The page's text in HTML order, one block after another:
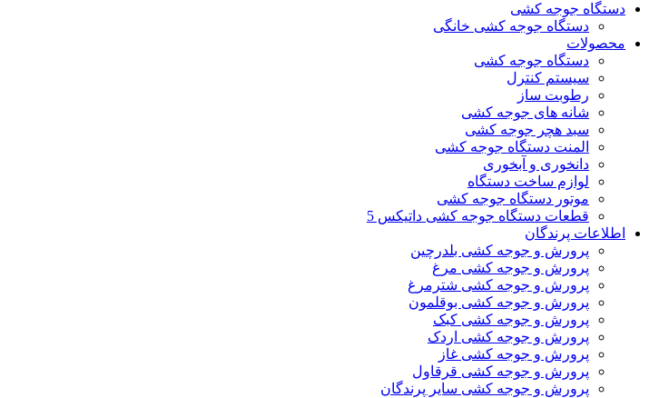
دستگاه جوجه کشی
دستگاه جوجه کشی خانگی
محصولات
دستگاه جوجه کشی
سیستم کنترل
رطوبت ساز
شانه های جوجه کشی
سبد هچر جوجه کشی
المنت دستگاه جوجه کشی
دانخوری و آبخوری
لوازم ساخت دستگاه
موتور دستگاه جوجه کشی
قطعات دستگاه جوجه کشی داتیکس 5
اطلاعات پرندگان
پرورش و جوجه کشی بلدرچین
پرورش و جوجه کشی مرغ
پرورش و جوجه کشی شترمرغ
پرورش و جوجه کشی بوقلمون
پرورش و جوجه کشی کبک
پرورش و جوجه کشی اردک
پرورش و جوجه کشی غاز
پرورش و جوجه کشی قرقاول
پرورش و جوجه کشی سایر پرندگان